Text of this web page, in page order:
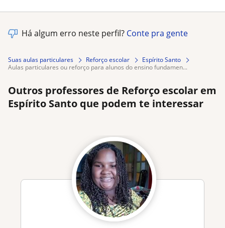
Há algum erro neste perfil? Conte pra gente
Suas aulas particulares Reforço escolar
Espírito Santo
aulas particulares ou reforço para alunos do ensino fundamen...
Outros professores de Reforço escolar em
Espírito Santo que podem te interessar